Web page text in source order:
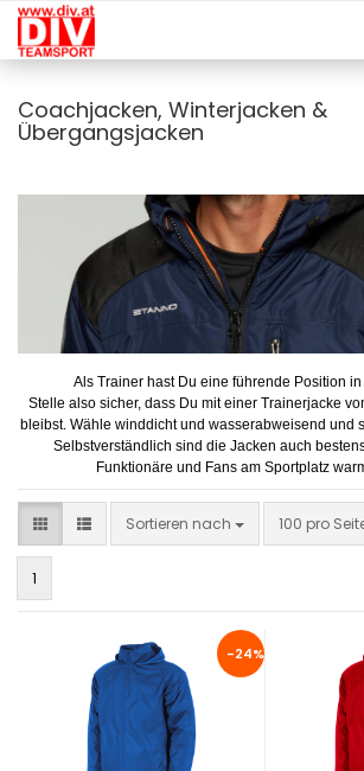
Coachjacken, Winterjacken &
Übergangsjacken
Als Trainer hast Du eine führende Position
Stelle also sicher, dass Du mit einer Trainerjacke
bleibst. Wähle winddicht und wasserabweisend und
Selbstverständlich sind die Jacken auch
Funktionäre und Fans am Sportplatz
Sortieren nach
Sortieren nach 100 pro
pro Seite
1
-24%